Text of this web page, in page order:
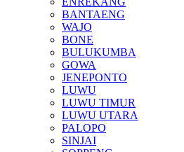
BANTAENG
WAJO
BONE
BULUKUMBA
GOWA
JENEPONTO
LUWU
LUWU TIMUR
LUWU UTARA
PALOPO
SINJAI